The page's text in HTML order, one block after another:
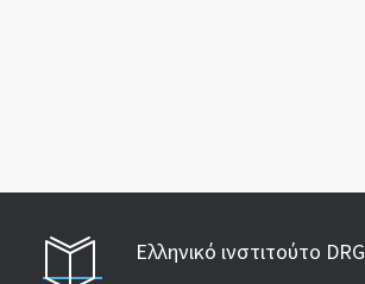
Ελληνικό ινστιτούτο DRG